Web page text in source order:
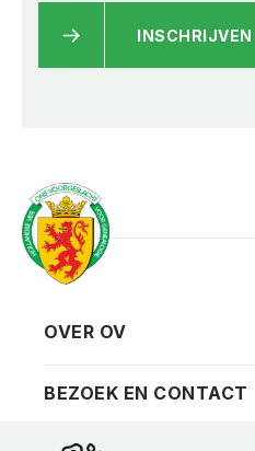
INSCHRIJVEN
Vereniging
Privacy
Contact
Bezoekadres
OVER OV
BEZOEK EN CONTACT